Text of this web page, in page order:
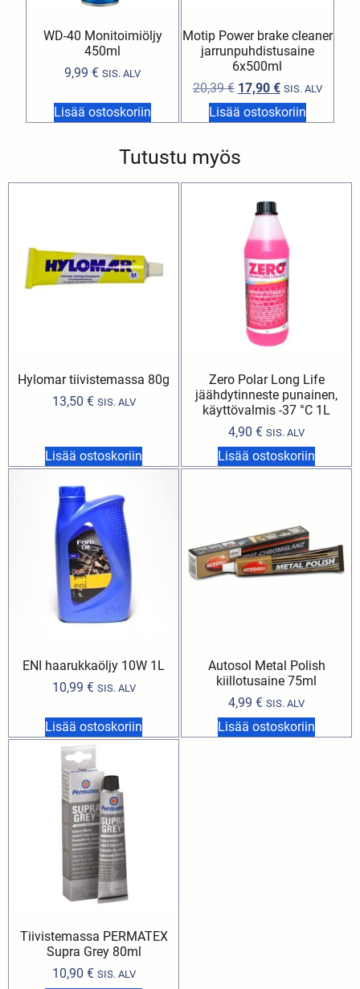
WD-40 Monitoimiöljy
450ml
9,99€ SIS. ALV
Lisää ostoskoriin
Motip Power brake cleaner
jarrunpuhdistusaine
6x500ml
20,39€ 17,90 € SIS. ALV
Lisää ostoskoriin
Tutustu myös
Hylomar tiivistemassa 80g
13,50 € SIS. ALV
Lisää ostoskoriin
Zero Polar Long Life
jäähdytinneste punainen,
käyttövalmis -37 °C 1L
4,90 € SIS. ALV
Lisää ostoskoriin
ENI haarukkaöljy 10W 1L
10,99 € SIS. ALV
Lisää ostoskoriin
Autosol Metal Polish
kiillotusaine 75ml
4,99 € SIS. ALV
Lisää ostoskoriin
Tiivistemassa PERMATEX
Supra Grey 80ml
10,90 € SIS. ALV